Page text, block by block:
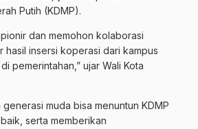
Putih (KDMP).
dan memohon kolaborasi
hasil insersi koperasi dari kampus
pemerintahan,” ujar Wali Kota
muda bisa menuntun KDMP
serta memberikan